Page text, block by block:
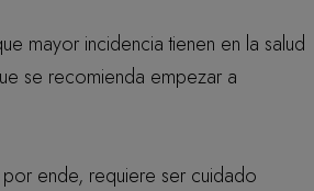
mayor incidencia tienen en la salud
se recomienda empezar a
ende, requiere ser cuidado